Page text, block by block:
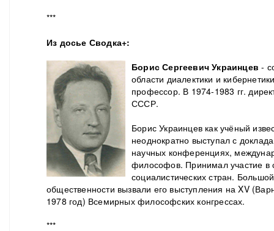
***
Из досье Сводка+:
Борис Сергеевич Украинцев -
области диалектики и
профессор. В 1974-1983 гг.
СССР.
Борис Украинцев как учёный
неоднократно выступал с
научных конференциях,
философов. Принимал участие в
социалистических стран.
общественности вызвали его выступления на XV
1978 год) Всемирных философских конгрессах.
***